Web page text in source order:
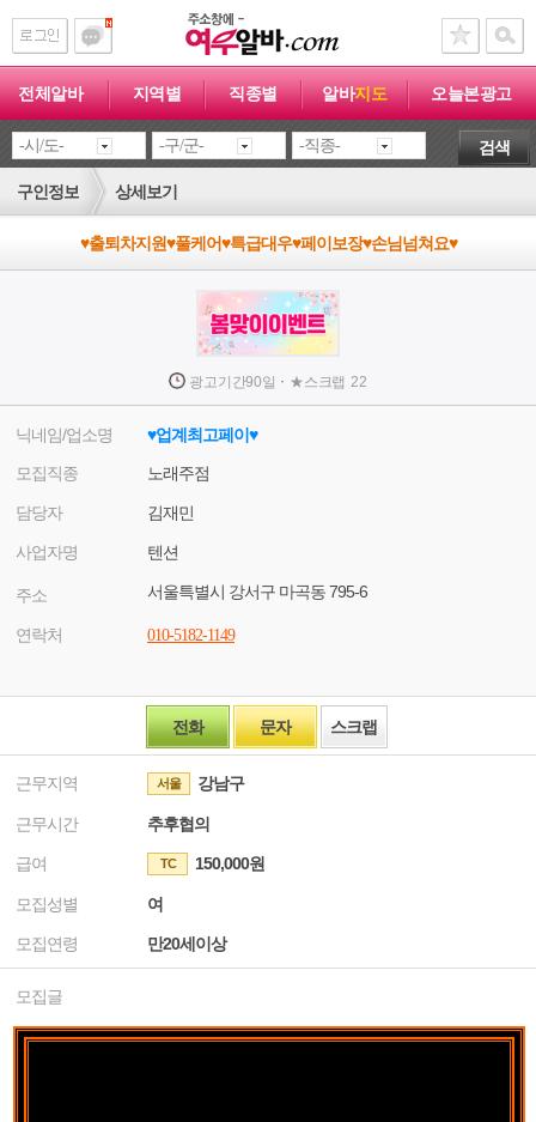
전체알바 지역별 직종별 알바지도 오늘본광고
검색
구인정보 상세보기
♥출퇴차지원♥풀케어♥특급대우♥페이보장♥손님넘쳐요♥
광고기간90일 · ★스크랩 22
닉네임/업소명
♥업계최고페이♥
모집직종
노래주점
담당자 김재민
사업자명 텐션
주소 서울특별시 강서구 마곡동 795-6
연락처 010-5182-1149
전화 문자 스크랩
근무지역 서울 강남구
근무시간 추후협의
급여 TC 150,000원
모집성별 여
모집연령 만20세이상
모집글